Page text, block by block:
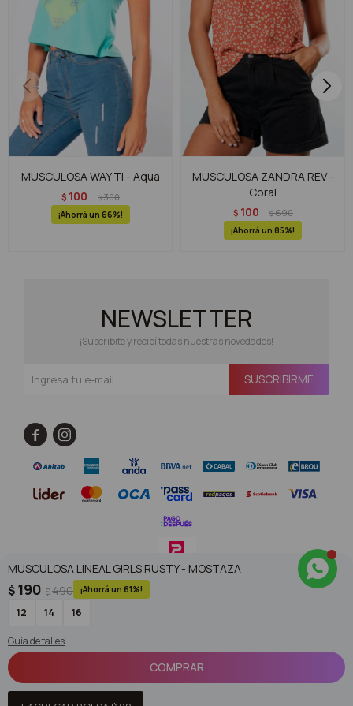
MUSCULOSA LINEAL GIRLS RUSTY - MOSTAZA
$ 190 $490 61
12 14 16
Guía de talles
COMPRAR
MUSCULOSA WAY TI - Aqua
$ 100 $300
66
MUSCULOSA ZANDRA REV -
Coral
$ 100 $690
85
NEWSLETTER
¡Suscribite y recibí todas nuestras novedades!
SUSCRIBIRME
 
© Copyright 2026 / Superoutlet / FORTER S.A Rut 213720560017